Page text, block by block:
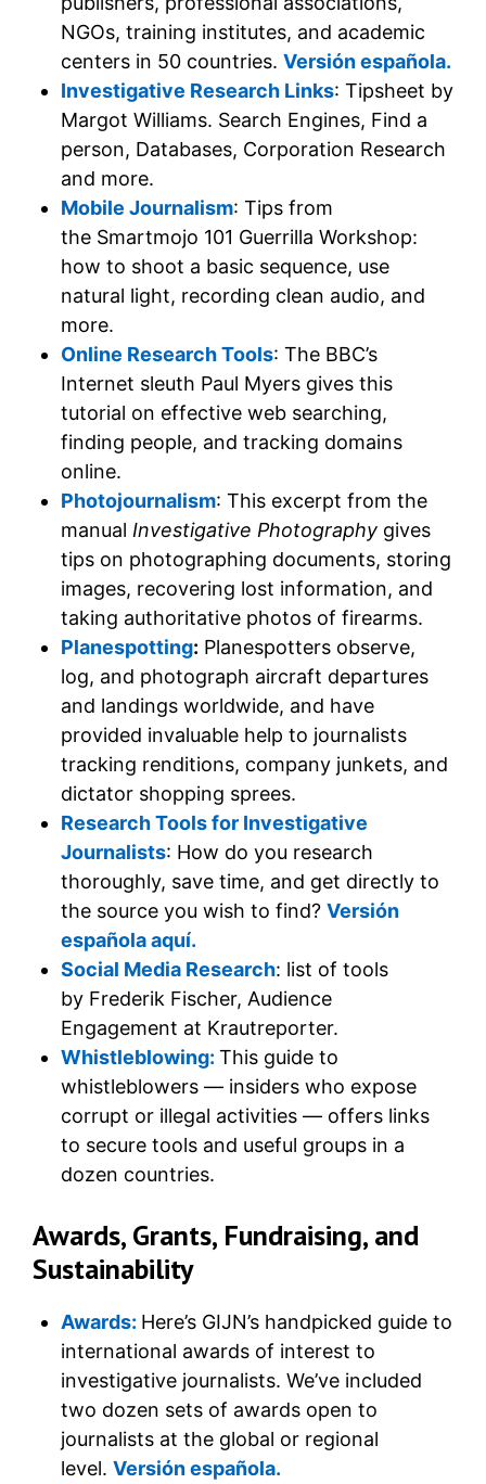
NGOs, training institutes, and academic
centers in 50 countries. Versión española.
Investigative Research Links: Tipsheet by
Margot Williams. Search Engines, Find a
person, Databases, Corporation Research
and more.
Mobile Journalism: Tips from
the Smartmojo 101 Guerrilla Workshop:
how to shoot a basic sequence, use
natural light, recording clean audio, and
more.
Online Research Tools: The BBC’s
Internet sleuth Paul Myers gives this
tutorial on effective web searching,
finding people, and tracking domains
online.
Photojournalism: This excerpt from the
manual Investigative Photography gives
tips on photographing documents, storing
images, recovering lost information, and
taking authoritative photos of firearms.
Planespotting: Planespotters observe,
log, and photograph aircraft departures
and landings worldwide, and have
provided invaluable help to journalists
tracking renditions, company junkets, and
dictator shopping sprees.
Research Tools for Investigative
Journalists: How do you research
thoroughly, save time, and get directly to
the source you wish to find? Versión
española aquí.
Social Media Research: list of tools
by Frederik Fischer, Audience
Engagement at Krautreporter.
Whistleblowing: This guide to
whistleblowers — insiders who expose
corrupt or illegal activities — offers links
to secure tools and useful groups in a
dozen countries.
Awards, Grants, Fundraising, and
Sustainability
Awards: Here’s GIJN’s handpicked guide to
international awards of interest to
investigative journalists. We’ve included
two dozen sets of awards open to
journalists at the global or regional
level. Versión española.